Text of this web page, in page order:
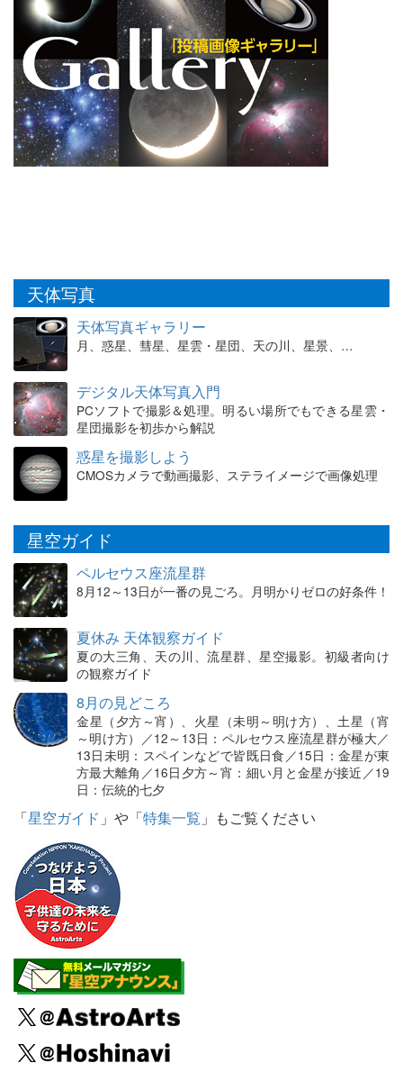
天体写真
天体写真ギャラリー
月、惑星、彗星、星雲・星団、天の川、星景、…
デジタル天体写真入門
PCソフトで撮影＆処理。明るい場所でもできる星雲・
星団撮影を初歩から解説
惑星を撮影しよう
CMOSカメラで動画撮影、ステライメージで画像処理
星空ガイド
ペルセウス座流星群
8月12～13日が一番の見ごろ。月明かりゼロの好条件！
夏休み 天体観察ガイド
夏の大三角、天の川、流星群、星空撮影。初級者向け
の観察ガイド
8月の見どころ
金星（夕方～宵）、火星（未明～明け方）、土星（宵
～明け方）／12～13日：ペルセウス座流星群が極大／
13日未明：スペインなどで皆既日食／15日：金星が東
方最大離角／16日夕方～宵：細い月と金星が接近／19
日：伝統的七夕
「星空ガイド 」や「特集一覧 」もご覧ください